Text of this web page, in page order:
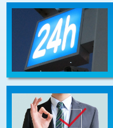
式）)
交換・取付(混合水栓（
式・ワンホール）)
交換・取付(排水栓・排水
（P/S/ポップアップ））
交換・取付（その他部品）
持込商品取付（単水栓）